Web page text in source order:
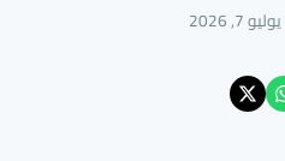
يوليو 7, 2026